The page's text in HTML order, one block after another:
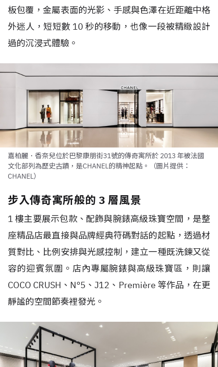
板包覆，金屬表面的光影、手感與色澤在近距離中格
外迷人，短短數 10 秒的移動，也像一段被精緻設計
過的沉浸式體驗。
嘉柏麗．香奈兒位於巴黎康朋街31號的傳奇寓所於 2013 年被法國
文化部列為歷史古蹟，是CHANEL的精神起點。（圖片提供：
CHANEL）
步入傳奇寓所般的 3 層風景
1 樓主要展示包款、配飾與腕錶高級珠寶空間，是整
座精品店最直接與品牌經典符碼對話的起點，透過材
質對比、比例安排與光感控制，建立一種既洗鍊又從
容的迎賓氛圍。店內專屬腕錶與高級珠寶區，則讓
COCO CRUSH、N°5、J12、Première 等作品，在更
靜謐的空間節奏裡發光。